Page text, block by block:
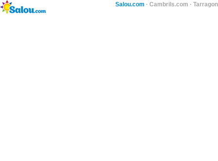
Salou.com · Cambrils.com ·